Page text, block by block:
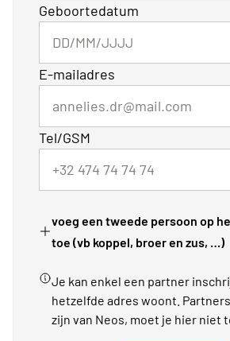
Geboortedatum
E-mailadres
Tel/GSM
voeg een tweede persoon op
toe (vb koppel, broer en zus, …)
Je kan enkel een partner
hetzelfde adres woont.
zijn van Neos, moet je hier niet